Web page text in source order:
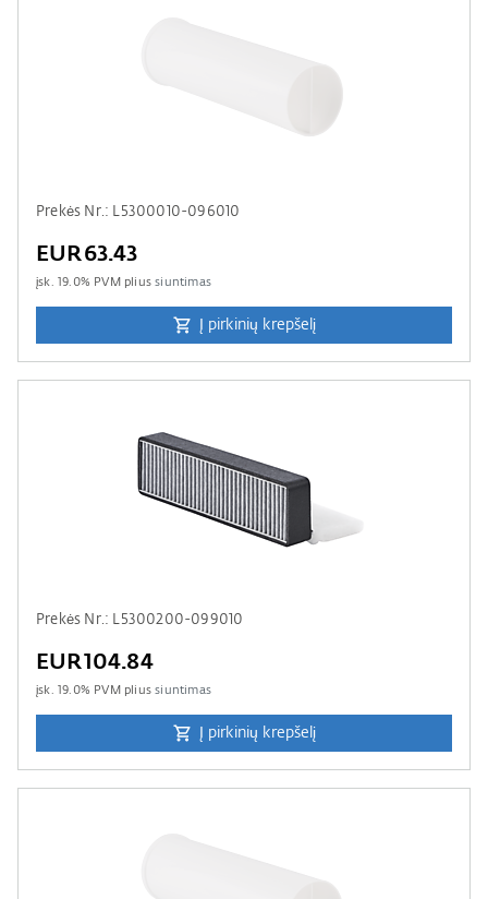
Prekės Nr.: L5300010-096010
EUR63.43
įsk. 19.0% PVM pliussiuntimas
Į pirkinių krepšelį
Prekės Nr.: L5300200-099010
EUR104.84
įsk. 19.0% PVM pliussiuntimas
Į pirkinių krepšelį